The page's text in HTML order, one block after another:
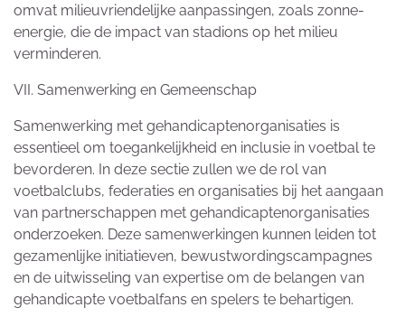
omvat milieuvriendelijke aanpassingen, zoals zonne-
energie, die de impact van stadions op het milieu
verminderen.
VII. Samenwerking en Gemeenschap
Samenwerking met gehandicaptenorganisaties is
essentieel om toegankelijkheid en inclusie in voetbal te
bevorderen. In deze sectie zullen we de rol van
voetbalclubs, federaties en organisaties bij het aangaan
van partnerschappen met gehandicaptenorganisaties
onderzoeken. Deze samenwerkingen kunnen leiden tot
gezamenlijke initiatieven, bewustwordingscampagnes
en de uitwisseling van expertise om de belangen van
gehandicapte voetbalfans en spelers te behartigen.